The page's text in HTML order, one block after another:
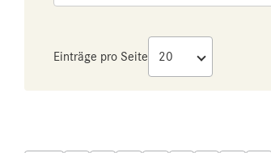
Einträge pro Seite